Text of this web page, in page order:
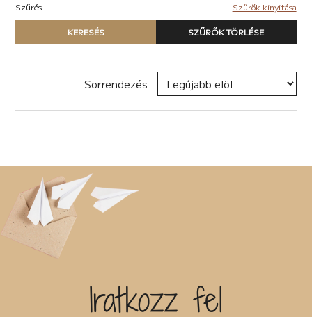
Szűrés
Szűrők kinyitása
Típus
Nyomtatott könyv
Sorozat
Címke
Új címke hozzáadása
KERESÉS SZŰRŐK TÖRLÉSE
Sorrendezés
Iratkozz fel